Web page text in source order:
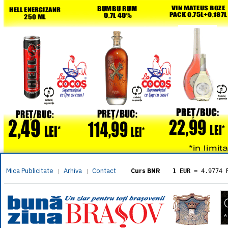
Mica Publicitate | Arhiva | Contact Curs BNR 1 EUR = 4.9774
= 5.8304
1 XAU= 464.4611
1 AED= 1.1933
1 AUD= 2.7957
1 BGN= 2.5449